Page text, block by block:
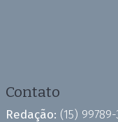
Contato
Redação: (15) 99789-